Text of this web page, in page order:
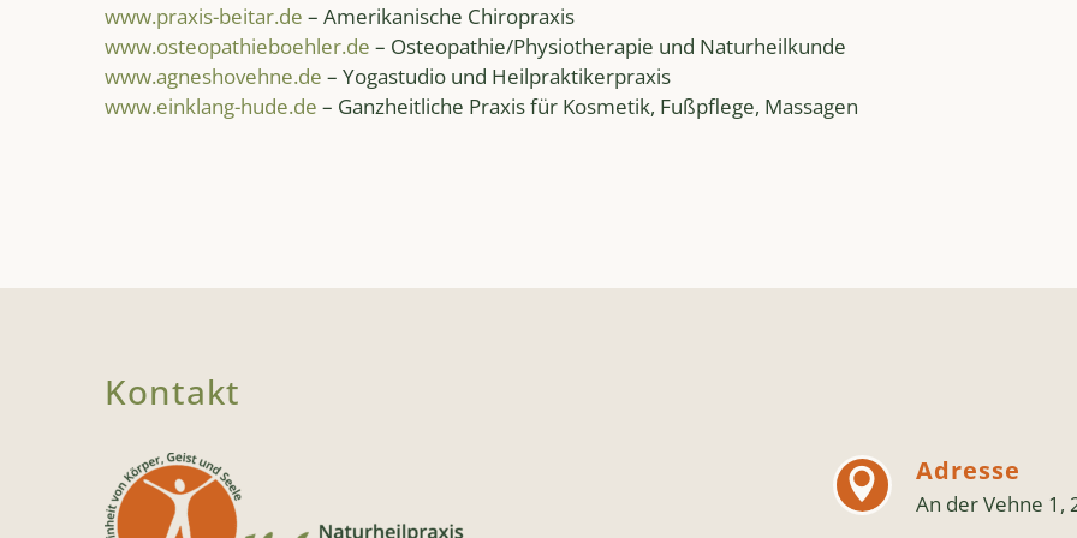
www.praxis-beitar.de – Amerikanische Chiropraxis
www.osteopathieboehler.de – Osteopathie/Physiotherapie und Naturheilkunde
www.agneshovehne.de – Yogastudio und Heilpraktikerpraxis
www.einklang-hude.de – Ganzheitliche Praxis für Kosmetik, Fußpflege, Massagen
Kontakt

 Adresse
An der Vehne 1,